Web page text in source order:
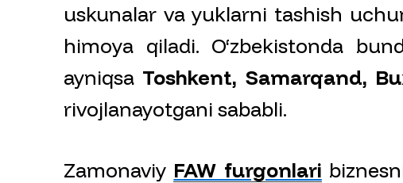
uskunalar va yuklarni tashish
himoya qiladi. O‘zbekistonda
ayniqsa Toshkent, Samarqand,
rivojlanayotgani sababli.
Zamonaviy FAW furgonlari